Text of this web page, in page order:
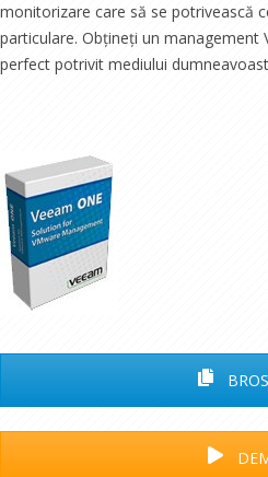
monitorizare care să se potrivească
particulare. Obțineți un management
perfect potrivit mediului